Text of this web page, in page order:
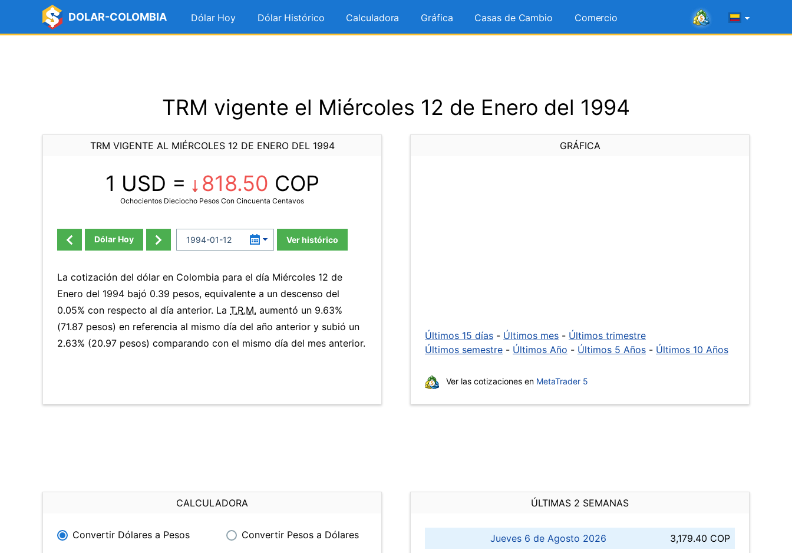
DOLAR-COLOMBIA Dólar Hoy Dólar Histórico Calculadora Gráfica Casas de Cambio Comercio
TRM vigente el Miércoles 12 de Enero del 1994
TRM VIGENTE AL MIÉRCOLES 12 DE ENERO DEL 1994
1 USD = 818.50 COP
Ochocientos Dieciocho Pesos Con Cincuenta Centavos
Dólar Hoy Ver histórico
La cotización del dólar en Colombia para el día Miércoles 12 de
Enero del 1994 bajó 0.39 pesos, equivalente a un descenso del
0.05% con respecto al día anterior. La T.R.M. aumentó un 9.63%
(71.87 pesos) en referencia al mismo día del año anterior y subió un
2.63% (20.97 pesos) comparando con el mismo día del mes anterior.
GRÁFICA
Últimos 15 días - Últimos mes - Últimos trimestre
Últimos semestre - Últimos Año - Últimos 5 Años - Últimos 10 Años
Ver las cotizaciones en MetaTrader 5
CALCULADORA
Convertir Dólares a Pesos Convertir Pesos a Dólares
ÚLTIMAS 2 SEMANAS
Jueves 6 de Agosto 2026
3,179.40 COP